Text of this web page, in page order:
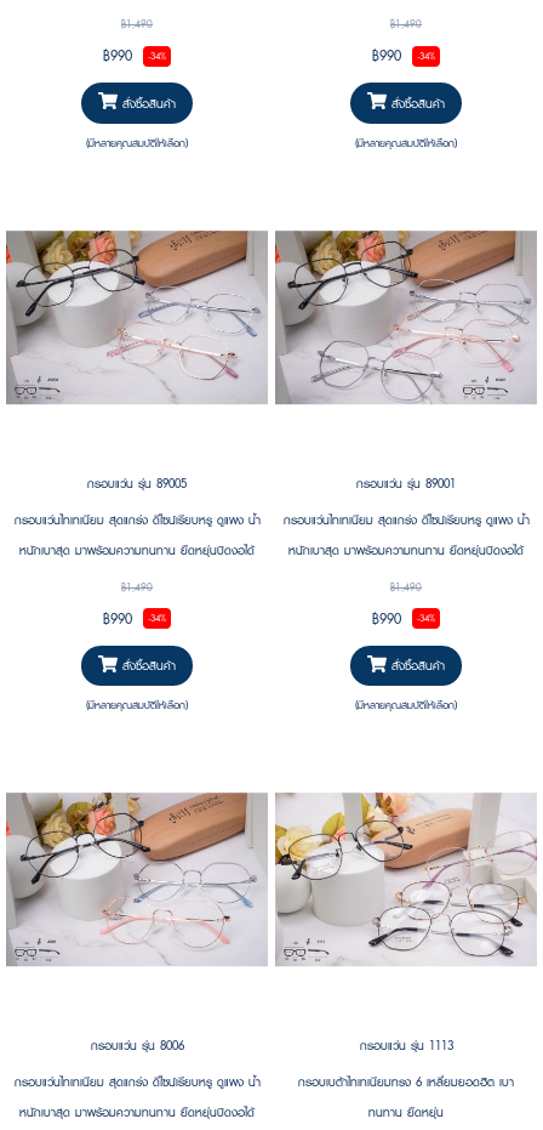
ทนแรงกดทับได้ดี #น้ำหนักเบา #กรอบบาง #ยืดหยุ่น
฿1,490
฿990 -34%
สั่งซื้อสินค้า
(มีหลายคุณสมบัติให้เลือก)
ทนแรงกดทับได้ดี #น้ำหนักเบา #กรอบบาง #ยืดหยุ่น
฿1,490
฿990 -34%
สั่งซื้อสินค้า
(มีหลายคุณสมบัติให้เลือก)
กรอบแว่น รุ่น 89005
กรอบแว่นไทเทเนียม สุดแกร่ง ดีไซน์เรียบหรู ดูแพง น้ำ
หนักเบาสุด มาพร้อมความทนทาน ยืดหยุ่นบิดงอได้
ทนแรงกดทับได้ดี #น้ำหนักเบา #กรอบบาง #ยืดหยุ่น
฿1,490
฿990 -34%
สั่งซื้อสินค้า
(มีหลายคุณสมบัติให้เลือก)
กรอบแว่น รุ่น 89001
กรอบแว่นไทเทเนียม สุดแกร่ง ดีไซน์เรียบหรู ดูแพง น้ำ
หนักเบาสุด มาพร้อมความทนทาน ยืดหยุ่นบิดงอได้
ทนแรงกดทับได้ดี #น้ำหนักเบา #กรอบบาง #ยืดหยุ่น
฿1,490
฿990 -34%
สั่งซื้อสินค้า
(มีหลายคุณสมบัติให้เลือก)
กรอบแว่น รุ่น 8006
กรอบแว่นไทเทเนียม สุดแกร่ง ดีไซน์เรียบหรู ดูแพง น้ำ
หนักเบาสุด มาพร้อมความทนทาน ยืดหยุ่นบิดงอได้
กรอบแว่น รุ่น 1113
กรอบเบต้าไทเทเนียมทรง 6 เหลี่ยมยอดฮิต เบา
ทนทาน ยืดหยุ่น